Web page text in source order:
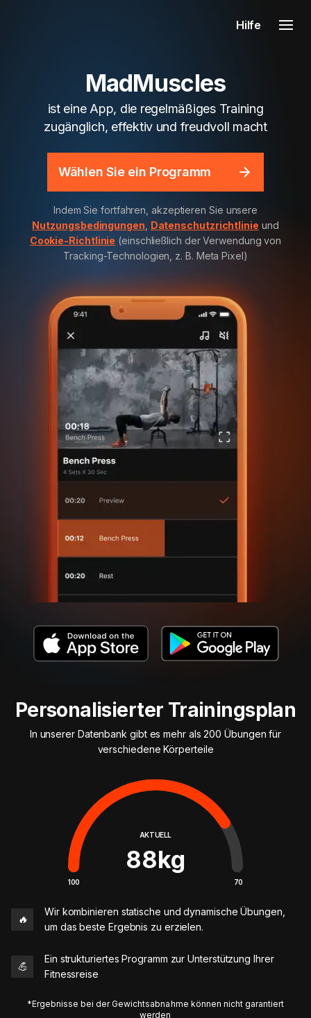
Hilfe
MadMuscles
ist eine App, die regelmäßiges Training
zugänglich, effektiv und freudvoll macht
Wählen Sie ein Programm
Indem Sie fortfahren, akzeptieren Sie unsere
Nutzungsbedingungen Datenschutzrichtlinie und
Cookie-Richtlinie (einschließlich der Verwendung von
Tracking-Technologien, z. B. Meta Pixel)
Personalisierter Trainingsplan
In unserer Datenbank gibt es mehr als 200 Übungen für
verschiedene Körperteile
AKTUELL
88kg
100 70
🔥
Wir kombinieren statische und dynamische Übungen,
um das beste Ergebnis zu erzielen.
💪
Ein strukturiertes Programm zur Unterstützung Ihrer
Fitnessreise
*Ergebnisse bei der Gewichtsabnahme können nicht garantiert
werden